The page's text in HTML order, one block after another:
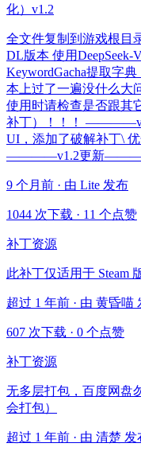
化）v1.2
全文件复制到游戏根目
DL版本 使用DeepSeek-
KeywordGacha提取字
本上过了一遍没什么大
使用时请检查是否跟其
补丁）！！！
UI，添加了破解补丁\
————v1.2更新————
9 个月前 · 由 Lite 发布
1044 次下载 · 11 个点赞
补丁资源
此补丁仅适用于 Steam
超过 1 年前 · 由 黄昏喵
607 次下载 · 0 个点赞
补丁资源
无多层打包，百度网盘
会打包）
超过 1 年前 · 由 清楚 发